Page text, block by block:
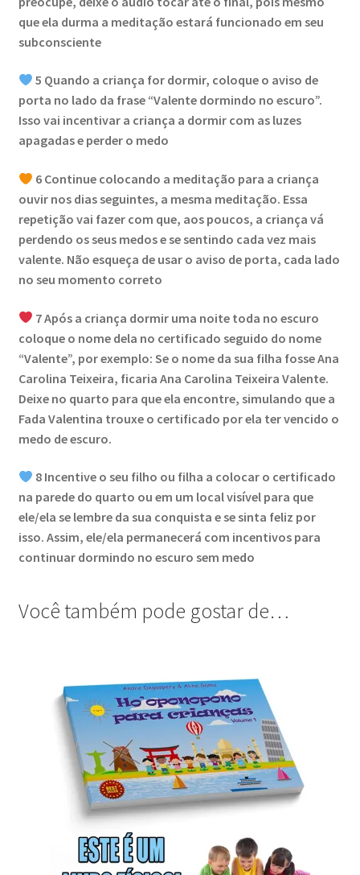
que ela durma a meditação estará funcionado em seu
subconsciente
5 Quando a criança for dormir, coloque o aviso de
porta no lado da frase “Valente dormindo no escuro”.
Isso vai incentivar a criança a dormir com as luzes
apagadas e perder o medo
6 Continue colocando a meditação para a criança
ouvir nos dias seguintes, a mesma meditação. Essa
repetição vai fazer com que, aos poucos, a criança vá
perdendo os seus medos e se sentindo cada vez mais
valente. Não esqueça de usar o aviso de porta, cada lado
no seu momento correto
7 Após a criança dormir uma noite toda no escuro
coloque o nome dela no certificado seguido do nome
“Valente”, por exemplo: Se o nome da sua filha fosse Ana
Carolina Teixeira, ficaria Ana Carolina Teixeira Valente.
Deixe no quarto para que ela encontre, simulando que a
Fada Valentina trouxe o certificado por ela ter vencido o
medo de escuro.
8 Incentive o seu filho ou filha a colocar o certificado
na parede do quarto ou em um local visível para que
ele/ela se lembre da sua conquista e se sinta feliz por
isso. Assim, ele/ela permanecerá com incentivos para
continuar dormindo no escuro sem medo
Você também pode gostar de…